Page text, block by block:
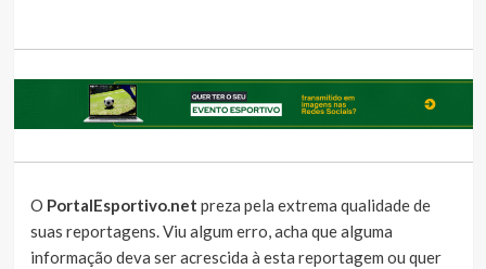
O PortalEsportivo.net preza pela extrema qualidade de
suas reportagens. Viu algum erro, acha que alguma
informação deva ser acrescida à esta reportagem ou quer